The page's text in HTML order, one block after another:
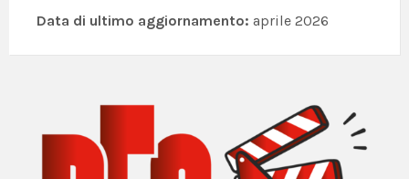
Data di ultimo aggiornamento: aprile 2026